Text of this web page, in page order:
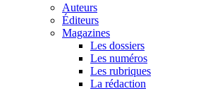
Auteurs
Éditeurs
Magazines
Les dossiers
Les numéros
Les rubriques
La rédaction